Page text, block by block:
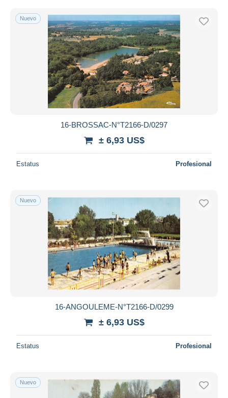
Nuevo
16-BROSSAC-N°T2166-D/0297
± 6,93 US$
Estatus Profesional
Nuevo
16-ANGOULEME-N°T2166-D/0299
± 6,93 US$
Estatus Profesional
Nuevo